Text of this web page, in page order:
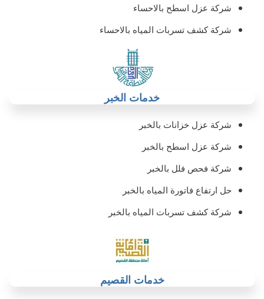
شركة عزل اسطح بالاحساء‏
شركة كشف تسربات المياه بالاحساء
خدمات الخبر
شركة عزل خزانات بالخبر‏
شركة عزل اسطح بالخبر
شركة فحص فلل بالخبر
حل ارتفاع فاتورة المياه بالخبر
شركة كشف تسربات المياه بالخبر
خدمات القصيم